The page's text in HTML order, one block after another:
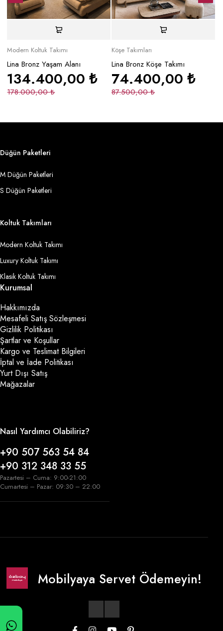
Modern Koltuk Takımı
Lina Bronz Yaşam Alanı
178.000,00₺
134.400,00₺
Köşe Takımları
Lina Bronz Köşe Takımı
87.500,00₺
74.400,00₺
Düğün Paketleri
M Düğün Paketleri
S Düğün Paketleri
Koltuk Takımları
Modern Koltuk Takımı
Luxury Koltuk Takımı
Klasik Koltuk Takımı
Kurumsal
Hakkımızda
Mesafeli Satış Sözleşmesi
Gizlilik Politikası
Şartlar ve Koşullar
Kargo ve Teslimat Bilgileri
İptal ve İade Politikası
Yurt Dışı Satış
Mağazalar
Nasıl Yardımcı Olabiliriz?
+90 507 563 54 84
+90 312 348 33 55
Pazartesi – Cuma: 9:00-21:00
Cumartesi – Pazar: 09:30 – 22:00
Mobilyaya Servet Ödemeyin!